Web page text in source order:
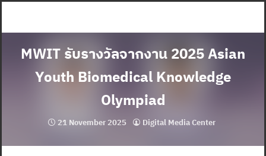
MWIT รับรางวัลจากงาน 2025 Asian
Youth Biomedical Knowledge
Olympiad
21 November 2025 Digital Media Center